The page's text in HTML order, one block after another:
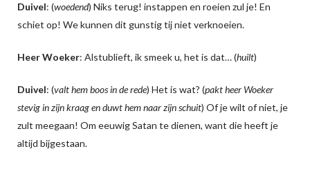
Duivel: (woedend) Niks terug! instappen en roeien zul je! En
schiet op! We kunnen dit gunstig tij niet verknoeien.
Heer Woeker: Alstublieft, ik smeek u, het is dat… (huilt)
Duivel: (valt hem boos in de rede) Het is wat? (pakt heer Woeker
stevig in zijn kraag en duwt hem naar zijn schuit) Of je wilt of niet, je
zult meegaan! Om eeuwig Satan te dienen, want die heeft je
altijd bijgestaan.